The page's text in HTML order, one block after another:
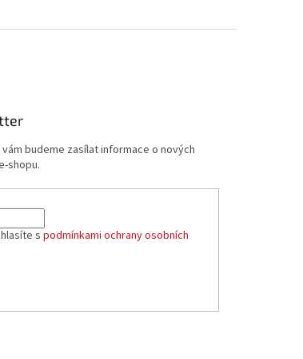
budeme zasílat informace o nových
shopu.
spodmínkami ochrany osobních